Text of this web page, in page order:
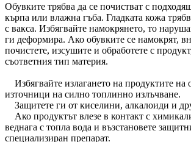
Обувките трябва да се почистват с
кърпа или влажна гъба. Гладката кожа
с вакса. Избягвайте намокрянето, то
ги деформира. Ако обувките се намокрят,
почистете, изсушите и обработете с
съответния тип материя.
Избягвайте излагането на продуктите на
източници на силно топлинно излъчване.
Защитете ги от киселини, алкалоиди и
Ако продуктът влезе в контакт с
веднага с топла вода и възстановете
специализиран препарат.